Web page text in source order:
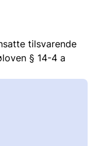
tilsvarende
§ 14-4 a